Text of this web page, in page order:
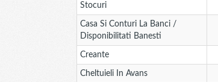
Stocuri
Casa Si Conturi La Banci /
Disponibilitati Banesti
Creante
Cheltuieli In Avans